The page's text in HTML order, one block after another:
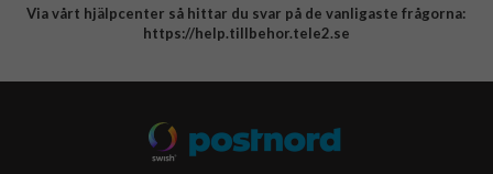
Integritetspolicy
Via vårt hjälpcenter så hittar du svar på de vanligaste frågorna:
https://help.tillbehor.tele2.se